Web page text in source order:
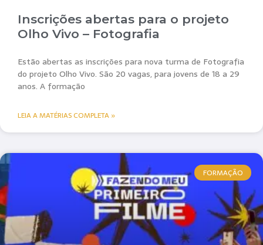
Inscrições abertas para o projeto
Olho Vivo – Fotografia
Estão abertas as inscrições para nova turma de Fotografia
do projeto Olho Vivo. São 20 vagas, para jovens de 18 a 29
anos. A formação
LEIA A MATÉRIAS COMPLETA »
FORMAÇÃO